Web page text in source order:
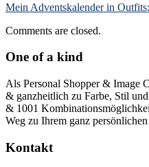
Mein Adventskalender in
Comments are closed.
One of a kind
Als Personal Shopper & Image
& ganzheitlich zu Farbe, Stil
& 1001
Weg zu Ihrem ganz
Kontakt